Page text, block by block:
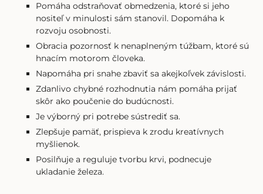
Pomáha odstraňovať obmedzenia, ktoré si jeho
nositeľ v minulosti sám stanovil. Dopomáha k
rozvoju osobnosti.
Obracia pozornosť k nenaplneným túžbam, ktoré sú
hnacím motorom človeka.
Napomáha pri snahe zbaviť sa akejkoľvek závislosti.
Zdanlivo chybné rozhodnutia nám pomáha prijať
skôr ako poučenie do budúcnosti.
Je výborný pri potrebe sústrediť sa.
Zlepšuje pamäť, prispieva k zrodu kreatívnych
myšlienok.
Posilňuje a reguluje tvorbu krvi, podnecuje
ukladanie železa.